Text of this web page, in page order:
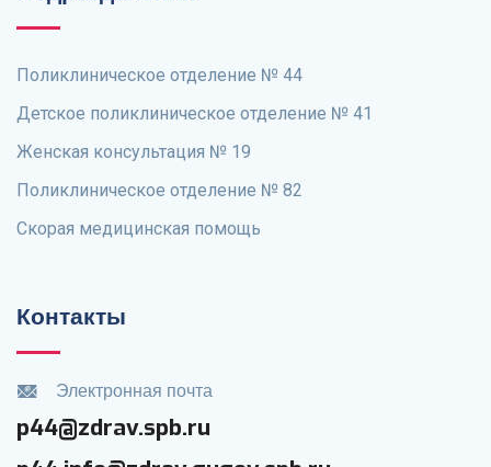
Поликлиническое отделение № 44
Детское поликлиническое отделение № 41
Женская консультация № 19
Поликлиническое отделение № 82
Скорая медицинская помощь
Контакты
Электронная почта
p44@zdrav.spb.ru